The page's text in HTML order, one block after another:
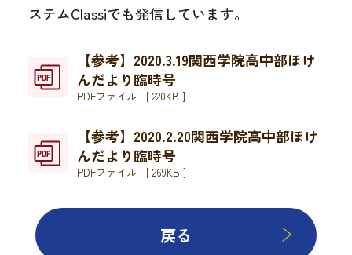
ステムClassiでも発信しています。
【参考】2020.3.19関西学院高中部ほけ
んだより臨時号
PDFファイル [ 220KB ]
【参考】2020.2.20関西学院高中部ほけ
んだより臨時号
PDFファイル [ 269KB ]
戻る